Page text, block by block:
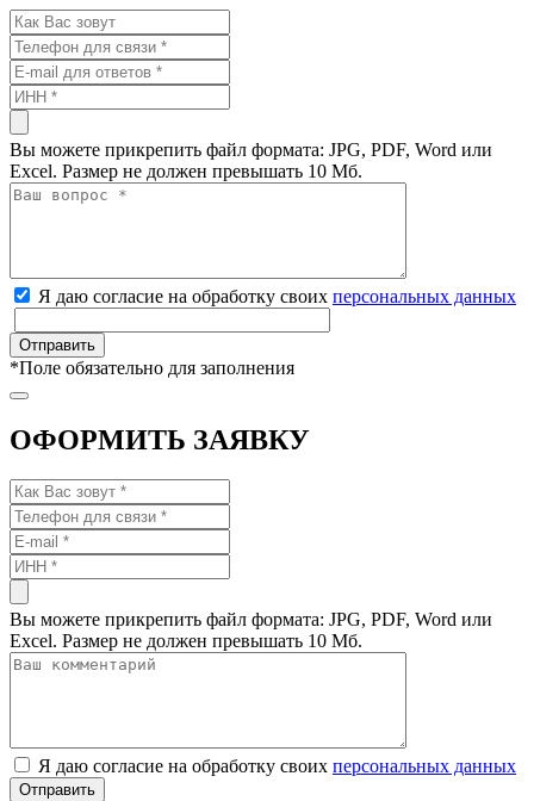
Вы можете прикрепить файл формата: JPG, PDF, Word или
Excel. Размер не должен превышать 10 Мб.
Я даю согласие на обработку своих персональных данных
*Поле обязательно для заполнения
ОФОРМИТЬ ЗАЯВКУ
Вы можете прикрепить файл формата: JPG, PDF, Word или
Excel. Размер не должен превышать 10 Мб.
Я даю согласие на обработку своих персональных данных